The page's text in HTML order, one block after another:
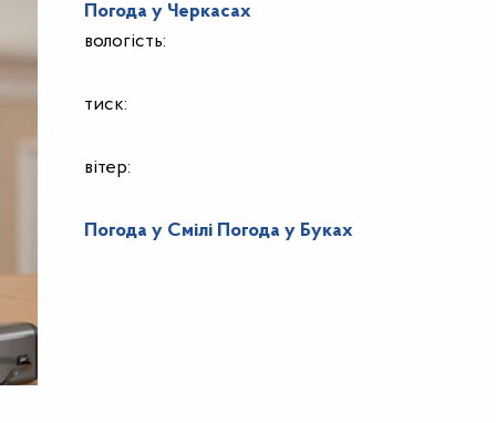
Погода у Черкасах
вологість:
тиск:
вітер:
Погода у Смілі Погода у Буках